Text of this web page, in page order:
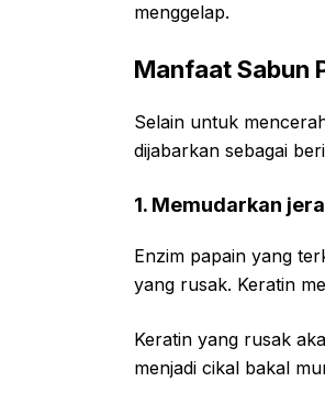
menggelap.
Manfaat Sabun
Selain untuk
dijabarkan sebagai
1. Memudarkan
Enzim papain yang
yang rusak. Keratin
Keratin yang rusak
menjadi cikal bakal